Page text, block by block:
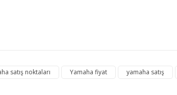
satış noktaları Yamaha fiyat yamaha satış